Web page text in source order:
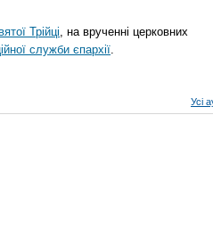
Трійці, на врученні церковних
служби єпархії.
Усі